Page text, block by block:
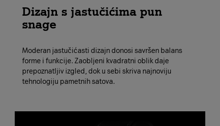
Dizajn s jastučićima pun
snage
Moderan jastučićasti dizajn donosi savršen balans
forme i funkcije. Zaobljeni kvadratni oblik daje
prepoznatljiv izgled, dok u sebi skriva najnoviju
tehnologiju pametnih satova.